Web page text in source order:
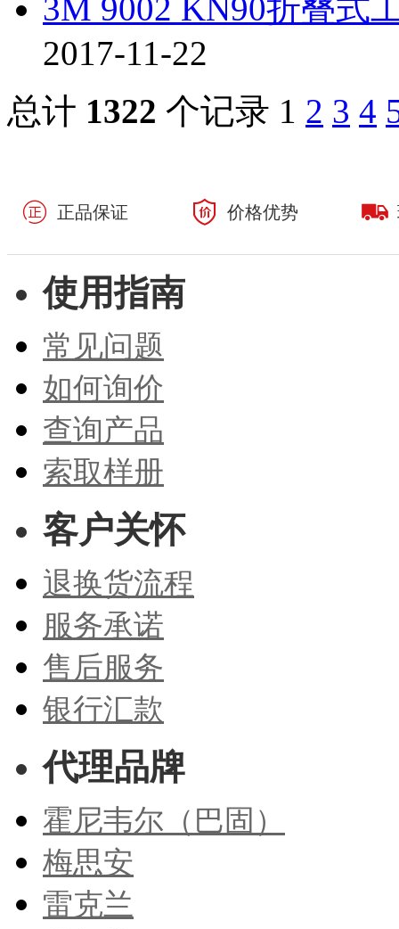
3M 9002 KN90折叠式
2017-11-22
总计 1322 个记录 1 2 3 4
正品保证 价格优势
使用指南
常见问题
如何询价
查询产品
索取样册
客户关怀
退换货流程
服务承诺
售后服务
银行汇款
代理品牌
霍尼韦尔（巴固）
梅思安
雷克兰